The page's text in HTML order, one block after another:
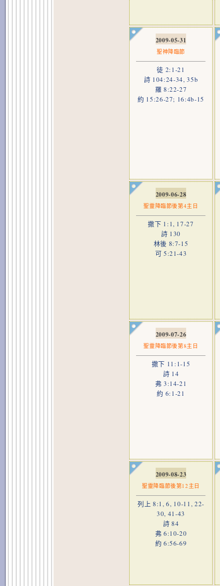
2009-05-31
聖神降臨節
徒 2:1-21
詩 104:24-34, 35b
羅 8:22-27
約 15:26-27; 16:4b-15
2009-06-28
聖靈降臨節後第4主日
撒下 1:1, 17-27
詩 130
林後 8:7-15
可 5:21-43
2009-07-26
聖靈降臨節後第8主日
撒下 11:1-15
詩 14
弗 3:14-21
約 6:1-21
2009-08-23
聖靈降臨節後第12主日
列上 8:1, 6, 10-11, 22-
30, 41-43
詩 84
弗 6:10-20
約 6:56-69